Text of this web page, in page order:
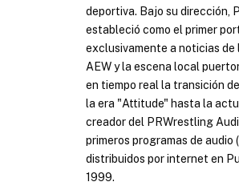
deportiva. Bajo su dirección,
estableció como el primer
exclusivamente a noticias de
AEW y la escena local
en tiempo real la transición
la era "Attitude" hasta la
creador del PRWrestling
primeros programas de
distribuidos por internet en
1999.